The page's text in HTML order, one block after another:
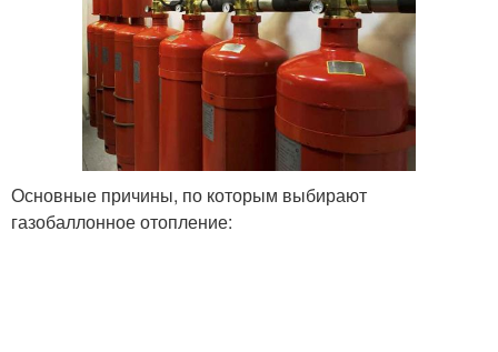
Основные причины, по которым выбирают
газобаллонное отопление: